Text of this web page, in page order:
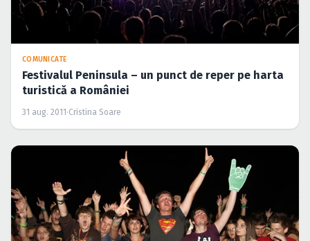
COMUNICATE
Festivalul Peninsula – un punct de reper pe harta
turistică a României
31 aug. 2011 ·Cristina Soare